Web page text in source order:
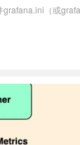
（或